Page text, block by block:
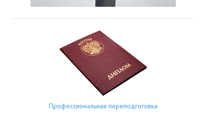
Профессиональная переподготовка